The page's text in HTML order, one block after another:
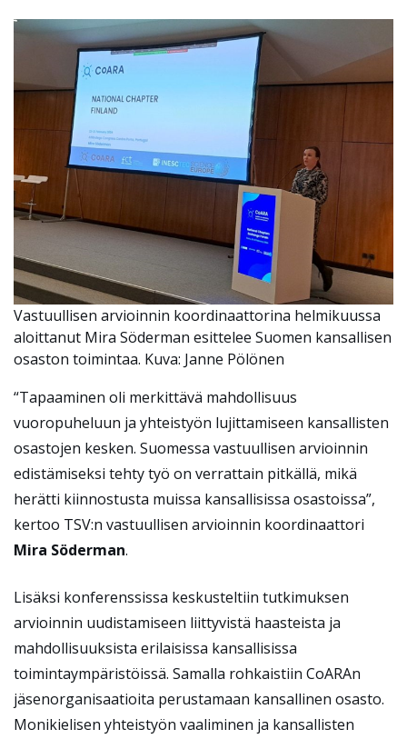
Vastuullisen arvioinnin koordinaattorina helmikuussa
aloittanut Mira Söderman esittelee Suomen kansallisen
osaston toimintaa. Kuva: Janne Pölönen
“Tapaaminen oli merkittävä mahdollisuus
vuoropuheluun ja yhteistyön lujittamiseen kansallisten
osastojen kesken. Suomessa vastuullisen arvioinnin
edistämiseksi tehty työ on verrattain pitkällä, mikä
herätti kiinnostusta muissa kansallisissa osastoissa”,
kertoo TSV:n vastuullisen arvioinnin koordinaattori
Mira Söderman.
Lisäksi konferenssissa keskusteltiin tutkimuksen
arvioinnin uudistamiseen liittyvistä haasteista ja
mahdollisuuksista erilaisissa kansallisissa
toimintaympäristöissä. Samalla rohkaistiin CoARAn
jäsenorganisaatioita perustamaan kansallinen osasto.
Monikielisen yhteistyön vaaliminen ja kansallisten